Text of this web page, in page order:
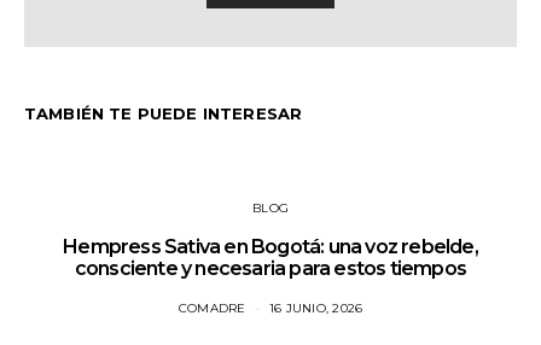
TAMBIÉN TE PUEDE INTERESAR
BLOG
Hempress Sativa en Bogotá: una voz rebelde,
consciente y necesaria para estos tiempos
COMADRE 16 JUNIO, 2026